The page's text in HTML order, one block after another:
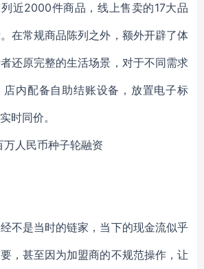
近2000件商品，线上售卖的17大品
在常规商品陈列之外，额外开辟了体
还原完整的生活场景，对于不同需求
店内配备自助结账设备，放置电子标
时同价。
人民币种子轮融资
不是当时的链家，当下的现金流似乎
，甚至因为加盟商的不规范操作，让